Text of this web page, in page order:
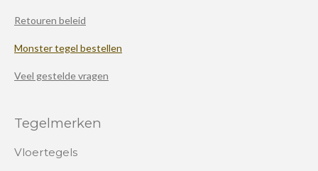
Retouren beleid
Monster tegel bestellen
Veel gestelde vragen
Tegelmerken
Vloertegels